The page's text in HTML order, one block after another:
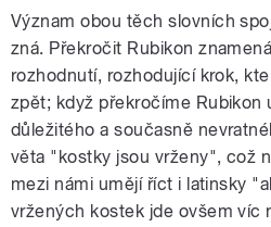
Význam obou těch slovních
zná. Překročit Rubikon
rozhodnutí, rozhodující krok,
zpět; když překročíme Rubikon
důležitého a současně
věta "kostky jsou vrženy", což
mezi námi umějí říct i latinsky
vržených kostek jde ovšem víc